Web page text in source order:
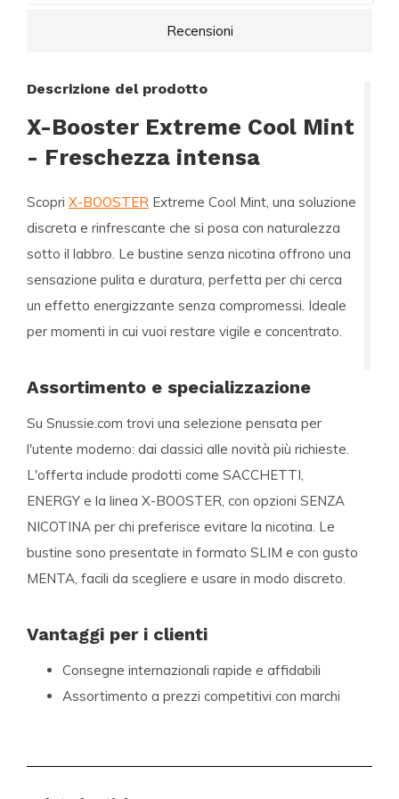
Recensioni
Descrizione del prodotto
X-Booster Extreme Cool Mint
- Freschezza intensa
Scopri X-BOOSTER Extreme Cool Mint, una soluzione
discreta e rinfrescante che si posa con naturalezza
sotto il labbro. Le bustine senza nicotina offrono una
sensazione pulita e duratura, perfetta per chi cerca
un effetto energizzante senza compromessi. Ideale
per momenti in cui vuoi restare vigile e concentrato.
Assortimento e specializzazione
Su Snussie.com trovi una selezione pensata per
l'utente moderno: dai classici alle novità più richieste.
L'offerta include prodotti come SACCHETTI,
ENERGY e la linea X-BOOSTER, con opzioni SENZA
NICOTINA per chi preferisce evitare la nicotina. Le
bustine sono presentate in formato SLIM e con gusto
MENTA, facili da scegliere e usare in modo discreto.
Vantaggi per i clienti
Consegne internazionali rapide e affidabili
Assortimento a prezzi competitivi con marchi